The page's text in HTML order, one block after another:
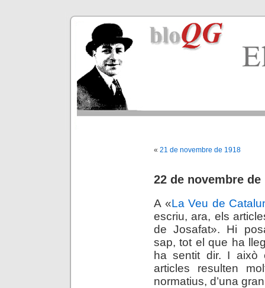
« 21 de novembre de 1918
22 de novembre de
A «La Veu de
escriu, ara, els
de Josafat». Hi
sap, tot el que ha
ha sentit dir. I això
articles resulten
normatius, d’una